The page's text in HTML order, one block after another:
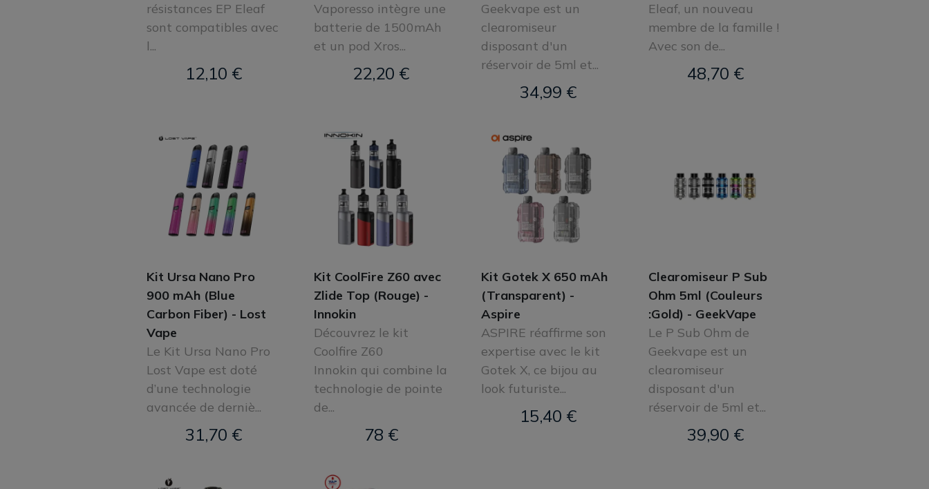
résistances EP Eleaf
sont compatibles avec
l...
12,10 €
Vaporesso intègre une
batterie de 1500mAh
et un pod Xros...
22,20 €
Geekvape est un
clearomiseur
disposant d'un
réservoir de 5ml et...
34,99 €
Eleaf, un nouveau
membre de la famille !
Avec son de...
48,70 €
Kit Ursa Nano Pro
900 mAh (Blue
Carbon Fiber) - Lost
Vape
Le Kit Ursa Nano Pro
Lost Vape est doté
d’une technologie
avancée de derniè...
31,70 €
Kit CoolFire Z60 avec
Zlide Top (Rouge) -
Innokin
Découvrez le kit
Coolfire Z60
Innokin qui combine la
technologie de pointe
de...
78 €
Kit Gotek X 650 mAh
(Transparent) -
Aspire
ASPIRE réaffirme son
expertise avec le kit
Gotek X, ce bijou au
look futuriste...
15,40 €
Clearomiseur P Sub
Ohm 5ml (Couleurs
:Gold) - GeekVape
Le P Sub Ohm de
Geekvape est un
clearomiseur
disposant d'un
réservoir de 5ml et...
39,90 €